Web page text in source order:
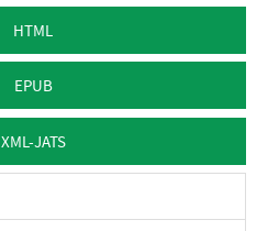
HTML
EPUB
XML-JATS